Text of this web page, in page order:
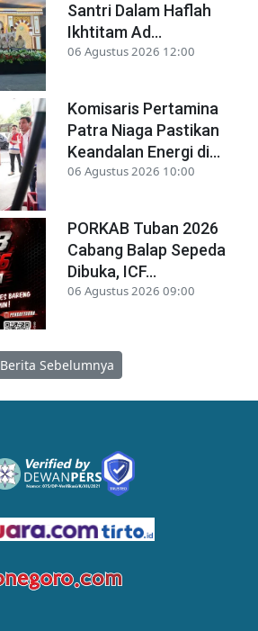
Santri Dalam Haflah
Ikhtitam Ad...
06 Agustus 2026 12:00
Komisaris Pertamina
Patra Niaga Pastikan
Keandalan Energi di...
06 Agustus 2026 10:00
PORKAB Tuban 2026
Cabang Balap Sepeda
Dibuka, ICF...
06 Agustus 2026 09:00
Berita Sebelumnya